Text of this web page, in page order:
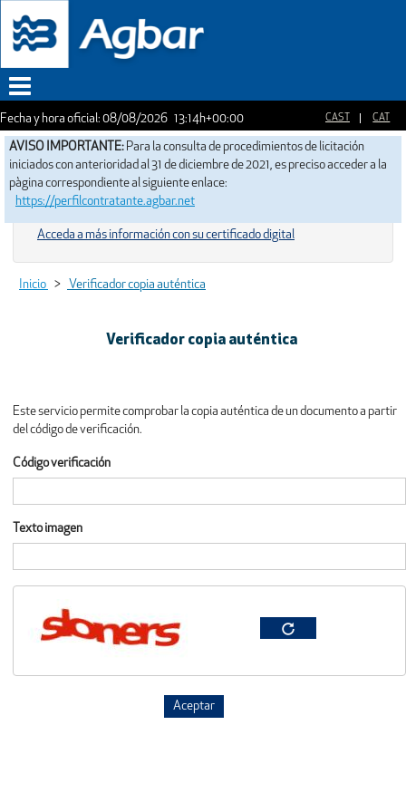
Fecha y hora oficial: 08/08/2026 13:14h+00:00
AVISO IMPORTANTE: Para la consulta de procedimientos de licitación
iniciados con anterioridad al 31 de diciembre de 2021, es preciso acceder a la
pàgina correspondiente al siguiente enlace:
https://perfilcontratante.agbar.net
Menu
Acceda a más información con su certificado digital
Inicio > Verificador copia auténtica
Verificador copia auténtica
Este servicio permite comprobar la copia auténtica de un documento a partir
del código de verificación.
Código verificación
Texto imagen